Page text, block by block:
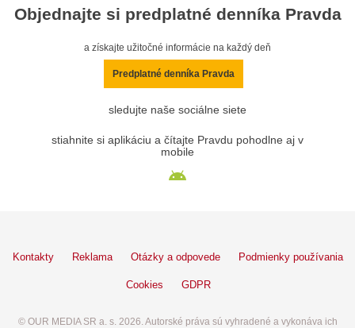
Objednajte si predplatné denníka Pravda
a získajte užitočné informácie na každý deň
Predplatné denníka Pravda
sledujte naše sociálne siete
stiahnite si aplikáciu a čítajte Pravdu pohodlne aj v
mobile
Kontakty Reklama Otázky a odpovede Podmienky používania
Cookies GDPR
© OUR MEDIA SR a. s. 2026. Autorské práva sú vyhradené a vykonáva ich